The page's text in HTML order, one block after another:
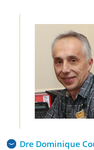
Dre Dominique